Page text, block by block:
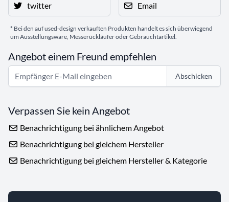
twitter Email
* Bei den auf used-design verkauften Produkten handelt es sich überwiegend
um Ausstellungsware, Messerückläufer oder Gebrauchtartikel.
Angebot einem Freund empfehlen
Abschicken
Verpassen Sie kein Angebot
Benachrichtigung bei ähnlichem Angebot
Benachrichtigung bei gleichem Hersteller
Benachrichtigung bei gleichem Hersteller & Kategorie